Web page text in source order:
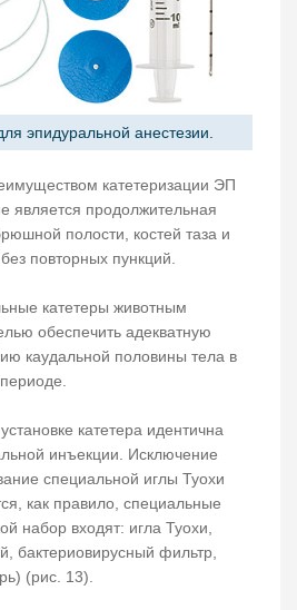
эпидуральной анестезии.
катетеризации ЭП
является продолжительная
полости, костей таза и
повторных пункций.
катетеры животным
обеспечить адекватную
каудальной половины тела в
катетера идентична
инъекции. Исключение
специальной иглы Туохи
как правило, специальные
набор входят: игла Туохи,
бактериовирусный фильтр,
(рис. 13).